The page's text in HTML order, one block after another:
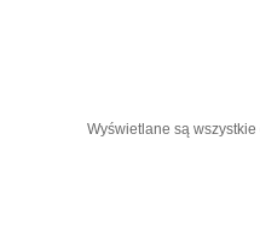
Wyświetlane są